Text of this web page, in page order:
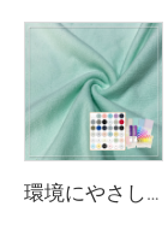
環境にやさしい67%バンブー、28%ヘンプ、5%スパンデックス製の通気性・抗菌・吸湿性に優れたフリース生地（ランジェリー・アクティブウェア用）